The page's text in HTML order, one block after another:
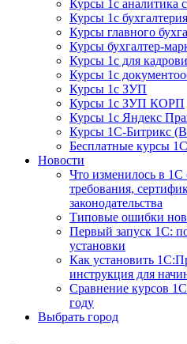
Курсы 1с аналитика
Курсы 1с
Курсы главного
Курсы бухгалтер-
Курсы 1с для
Курсы 1с
Курсы 1с ЗУП
Курсы 1с ЗУП КОРП
Курсы 1с Яндекс
Курсы 1С-Битрикс
Бесплатные курсы 1С
Новости
Что изменилось в 1С
требования,
законодательства
Типовые ошибки
Первый запуск 1С:
установки
Как установить
инструкция для
Сравнение курсов
году
Выбрать город